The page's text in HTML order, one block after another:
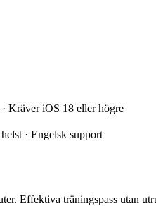
Kräver iOS 18 eller högre
· Engelsk support
Effektiva träningspass utan